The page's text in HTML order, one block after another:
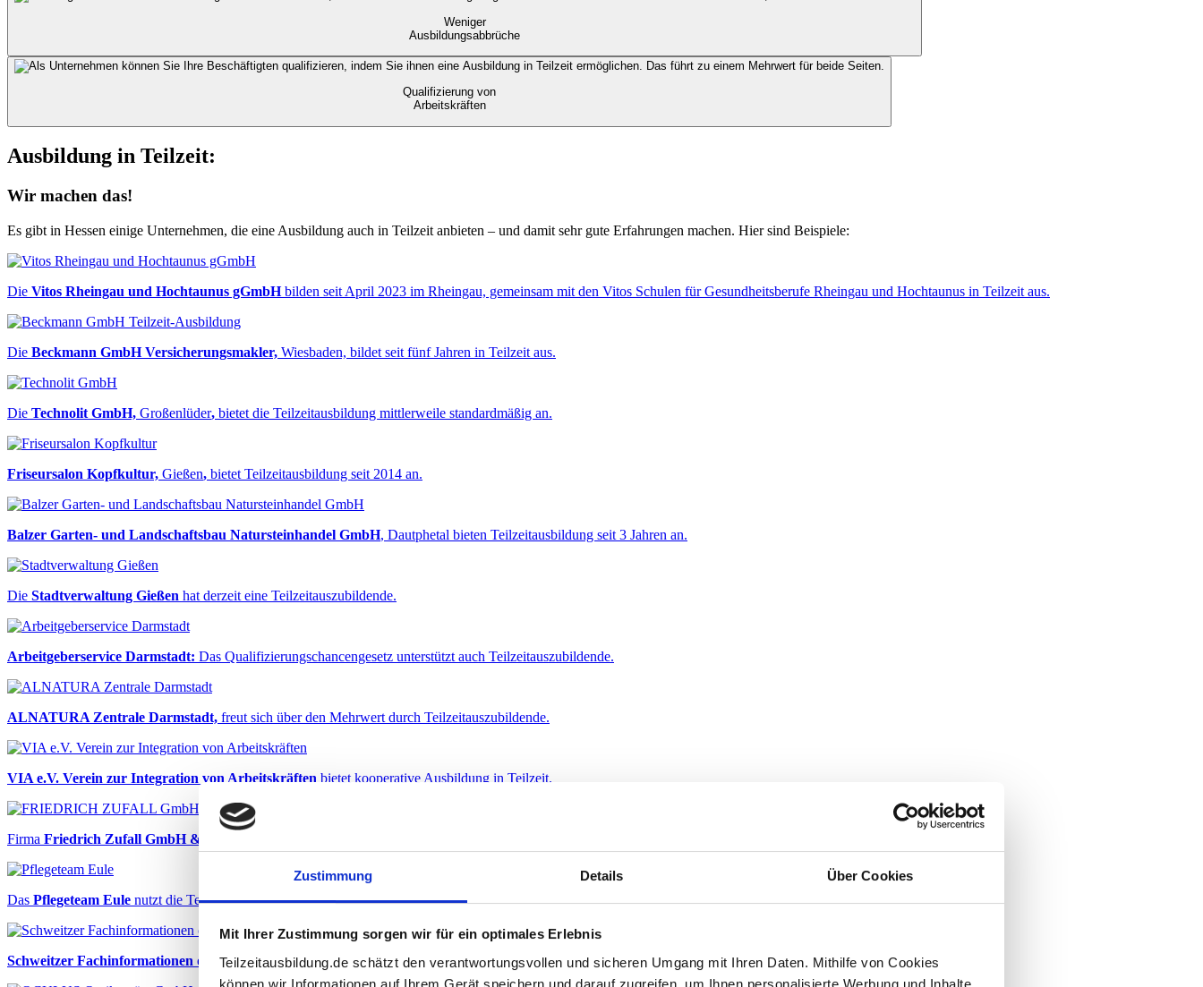
Zustimmung Details Über Cookies
Mit Ihrer Zustimmung sorgen wir für ein optimales Erlebnis
Teilzeitausbildung.de schätzt den verantwortungsvollen und sicheren Umgang mit Ihren Daten. Mithilfe von Cookies
können wir Informationen auf Ihrem Gerät speichern und darauf zugreifen, um Ihnen personalisierte Werbung und Inhalte
Weniger
Ausbildungsabbrüche
Qualifizierung von
Arbeitskräften
Ausbildung in Teilzeit:
Wir machen das!
Es gibt in Hessen einige Unternehmen, die eine Ausbildung auch in Teilzeit anbieten – und damit sehr gute Erfahrungen machen. Hier sind Beispiele:
Die Vitos Rheingau und Hochtaunus gGmbHbilden seit April 2023 im Rheingau, gemeinsam mit den Vitos Schulen für Gesundheitsberufe Rheingau und Hochtaunus in Teilzeit aus.
Die Beckmann GmbH Versicherungsmakler, Wiesbaden, bildet seit fünf Jahren in Teilzeit aus.
Die Technolit GmbH, Großenlüder, bietet die Teilzeitausbildung mittlerweile standardmäßig an.
Friseursalon Kopfkultur, Gießen, bietet Teilzeitausbildung seit 2014 an.
Balzer Garten- und Landschaftsbau Natursteinhandel GmbH, Dautphetal bieten Teilzeitausbildung seit 3 Jahren an.
Die Stadtverwaltung Gießen hat derzeit eine Teilzeitauszubildende.
Arbeitgeberservice Darmstadt: Das Qualifizierungschancengesetz unterstützt auch Teilzeitauszubildende.
ALNATURA Zentrale Darmstadt, freut sich über den Mehrwert durch Teilzeitauszubildende.
VIA e.V. Verein zur Integration von Arbeitskräften bietet kooperative Ausbildung in Teilzeit.
Firma Friedrich Zufall GmbH & Co. KG
Das Pflegeteam Eule nutzt die Teilzeitausbildung erfolgreich zur Gewinnung von Fachkräften.
Schweitzer Fachinformationen oHGFrankfurt sieht Teilzeitausbildung als Teil ihrer familienfreundlichen Unternehmensphilosophie.